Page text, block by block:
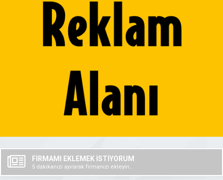
FİRMAMI EKLEMEK İSTİYORUM
5 dakikanızı ayırarak firmanızı ekleyin..